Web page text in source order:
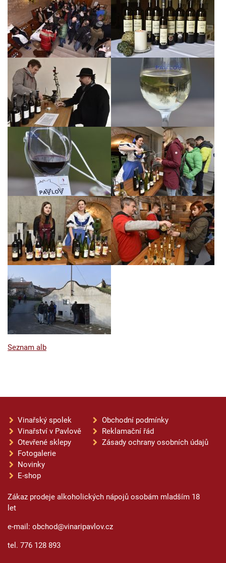
Seznam alb
Vinařský spolek
Vinařství v Pavlově
Otevřené sklepy
Fotogalerie
Novinky
E-shop
Obchodní podmínky
Reklamační řád
Zásady ochrany osobních údajů
Zákaz prodeje alkoholických nápojů osobám mladším 18
let
e-mail: obchod@vinaripavlov.cz
tel. 776 128 893